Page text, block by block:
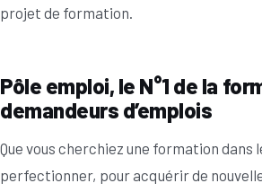
projet de formation.
Pôle emploi, le N°1 de la
demandeurs d’emplois
Que vous cherchiez une formation dans
perfectionner, pour acquérir de